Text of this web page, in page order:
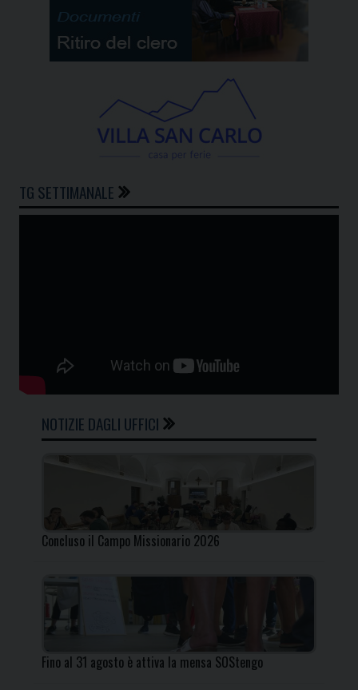
TG SETTIMANALE
NOTIZIE DAGLI UFFICI
Concluso il Campo Missionario 2026
Fino al 31 agosto è attiva la mensa SOStengo